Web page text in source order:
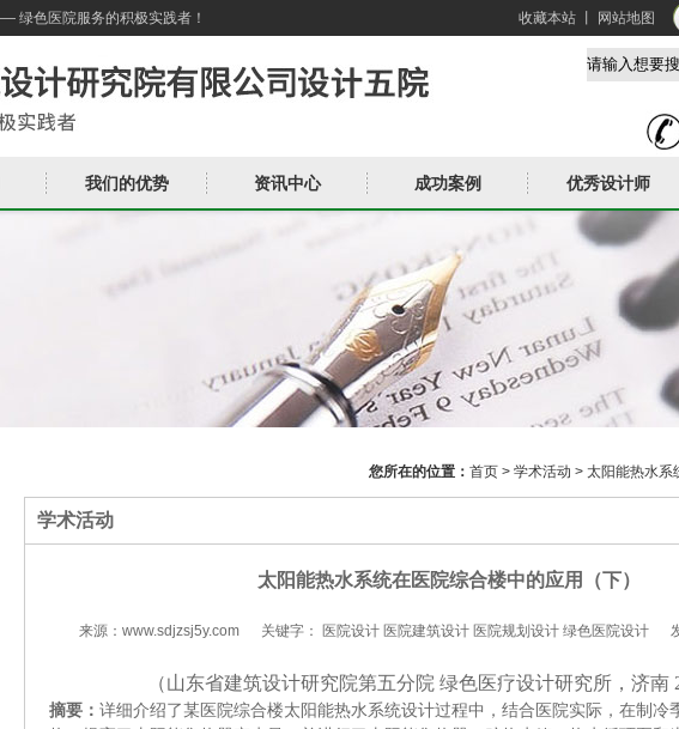
绿色医院服务的积极实践者！ 收藏本站 网站地图
我们的优势 资讯中心 成功案例 优秀设计师
您所在的位置： 首页 > 学术活动 > 太阳能热水系
学术活动
太阳能热水系统在医院综合楼中的应用（下）
来源：www.sdjzsj5y.com 关键字： 医院设计 医院建筑设计 医院规划设计 绿色医院设计
（山东省建筑设计研究院第五分院 绿色医疗设计研究所，济南
摘要： 详细介绍了某医院综合楼太阳能热水系统设计过程中，结合医院实际，在制冷